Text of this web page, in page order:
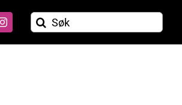
Søk
etter: